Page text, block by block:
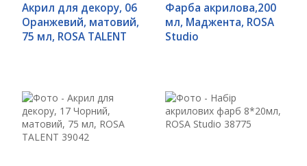
Акрил для декору, 06
Оранжевий, матовий,
75 мл, ROSA TALENT
Фарба акрилова,200
мл, Маджента, ROSA
Studio